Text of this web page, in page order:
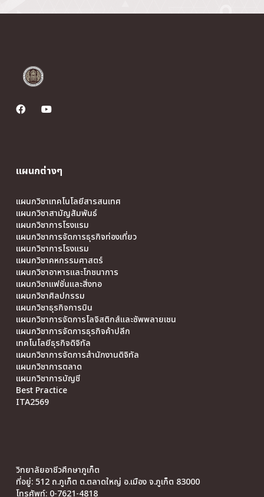
แผนกต่างๆ
แผนกวิชาเทคโนโลยีสารสนเทศ
แผนกวิชาสามัญสัมพันธ์
แผนกวิชาการโรงแรม
แผนกวิชาการจัดการธุรกิจท่องเที่ยว
แผนกวิชาการโรงแรม
แผนกวิชาคหกรรมศาสตร์
แผนกวิชาอาหารและโภชนาการ
แผนกวิชาแฟชั่นและสิ่งทอ
แผนกวิชาศิลปกรรม
แผนกวิชาธุรกิจการบิน
แผนกวิชาการจัดการโลจิสติกส์และซัพพลายเชน
แผนกวิชาการจัดการธุรกิจค้าปลีก
เทคโนโลยีธุรกิจดิจิทัล
แผนกวิชาการจัดการสำนักงานดิจิทัล
แผนกวิชาการตลาด
แผนกวิชาการบัญชี
Best Practice
ITA2569
วิทยาลัยอาชีวศึกษาภูเก็ต
ที่อยู่: 512 ถ.ภูเก็ต ต.ตลาดใหญ่ อ.เมือง จ.ภูเก็ต 83000
โทรศัพท์: 0-7621-4818